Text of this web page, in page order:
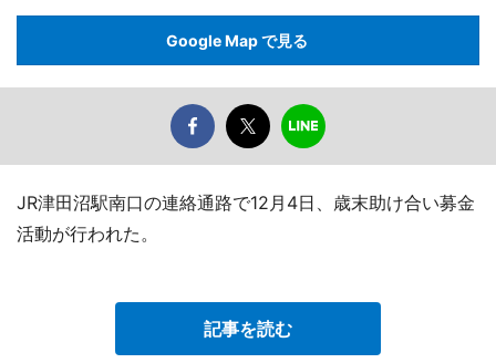
Google Map で見る
JR津田沼駅南口の連絡通路で12月4日、歳末助け合い募金
活動が行われた。
記事を読む